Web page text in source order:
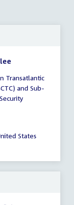
Transatlantic
and Sub-
States